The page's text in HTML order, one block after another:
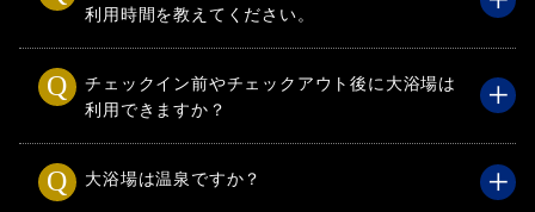
利用時間を教えてください。
チェックイン前やチェックアウト後に大浴場は
利用できますか？
大浴場は温泉ですか？